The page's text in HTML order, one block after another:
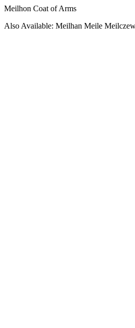
Meilhon Coat of Arms
Also Available: Meilhan Meile